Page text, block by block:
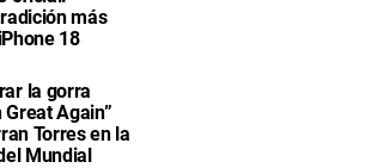
más
18
la gorra
Again”
Torres en la
Mundial